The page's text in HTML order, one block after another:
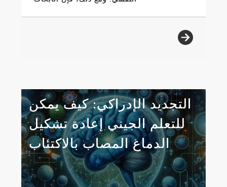
التجديد الإدراكي: كيف يمكن
للتعلم الجيني إعادة تشكيل
الدماغ المصاب بالاكتئاب